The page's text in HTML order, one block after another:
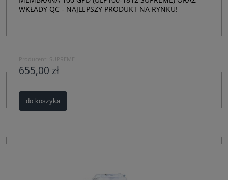
WKŁADY QC - NAJLEPSZY PRODUKT NA RYNKU!
Producent: SUPREME
655,00 zł
do koszyka